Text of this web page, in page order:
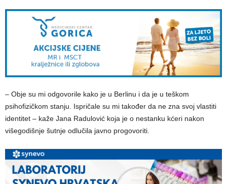
– Obje su mi odgovorile kako je u Berlinu i da je u teškom
psihofizičkom stanju. Ispričale su mi također da ne zna svoj vlastiti
identitet – kaže Jana Radulović koja je o nestanku kćeri nakon
višegodišnje šutnje odlučila javno progovoriti.